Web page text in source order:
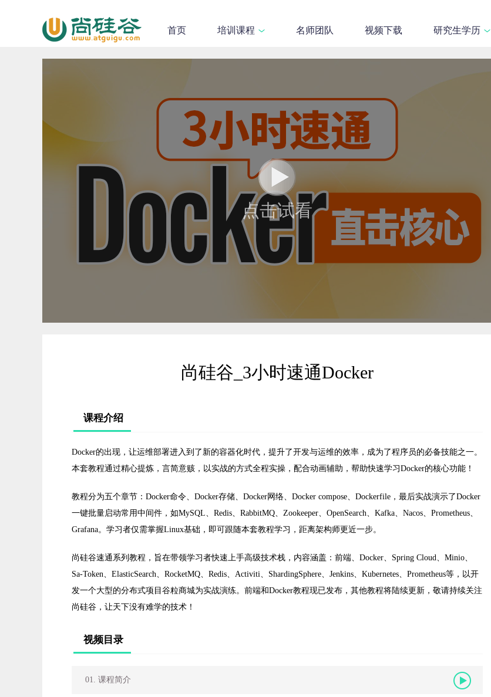
首页 培训课程 名师团队 视频下载 研究生学历
点击试看
尚硅谷_3小时速通Docker
课程介绍
Docker的出现，让运维部署进入到了新的容器化时代，提升了开发与运维的效率，成为了程序员的必备技能之一。
本套教程通过精心提炼，言简意赅，以实战的方式全程实操，配合动画辅助，帮助快速学习Docker的核心功能！
教程分为五个章节：Docker命令、Docker存储、Docker网络、Docker compose、Dockerfile，最后实战演示了Docker
一键批量启动常用中间件，如MySQL、Redis、RabbitMQ、Zookeeper、OpenSearch、Kafka、Nacos、Prometheus、
Grafana。学习者仅需掌握Linux基础，即可跟随本套教程学习，距离架构师更近一步。
尚硅谷速通系列教程，旨在带领学习者快速上手高级技术栈，内容涵盖：前端、Docker、Spring Cloud、Minio、
Sa-Token、ElasticSearch、RocketMQ、Redis、Activiti、ShardingSphere、Jenkins、Kubernetes、Prometheus等，以开
发一个大型的分布式项目谷粒商城为实战演练。前端和Docker教程现已发布，其他教程将陆续更新，敬请持续关注
尚硅谷，让天下没有难学的技术！
视频目录
01. 课程简介